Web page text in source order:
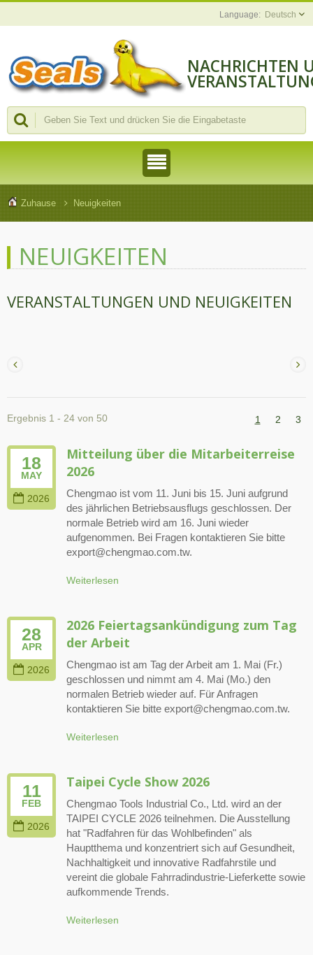
Deutsch
NACHRICHTEN
Zuhause Neuigkeiten
NEUIGKEITEN
VERANSTALTUNGEN UND NEUIGKEITEN
Ergebnis 1 - 24 von 50 1 2 3
18
MAY
2026
Mitteilung über die Mitarbeiterreise
2026
Chengmao ist vom 11. Juni bis 15. Juni aufgrund
des jährlichen Betriebsausflugs geschlossen. Der
normale Betrieb wird am 16. Juni wieder
aufgenommen. Bei Fragen kontaktieren Sie bitte
export@chengmao.com.tw.
Weiterlesen
28
APR
2026
2026 Feiertagsankündigung zum Tag
der Arbeit
Chengmao ist am Tag der Arbeit am 1. Mai (Fr.)
geschlossen und nimmt am 4. Mai (Mo.) den
normalen Betrieb wieder auf. Für Anfragen
kontaktieren Sie bitte export@chengmao.com.tw.
Weiterlesen
11
FEB
2026
Taipei Cycle Show 2026
Chengmao Tools Industrial Co., Ltd. wird an der
TAIPEI CYCLE 2026 teilnehmen. Die Ausstellung
hat "Radfahren für das Wohlbefinden" als
Hauptthema und konzentriert sich auf Gesundheit,
Nachhaltigkeit und innovative Radfahrstile und
vereint die globale Fahrradindustrie-Lieferkette sowie
aufkommende Trends.
Weiterlesen